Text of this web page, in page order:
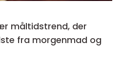
måltidstrend, der
fra morgenmad og